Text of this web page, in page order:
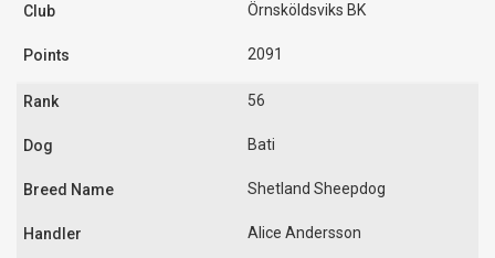
Örnsköldsviks BK
2091
56
Bati
Shetland Sheepdog
Alice Andersson